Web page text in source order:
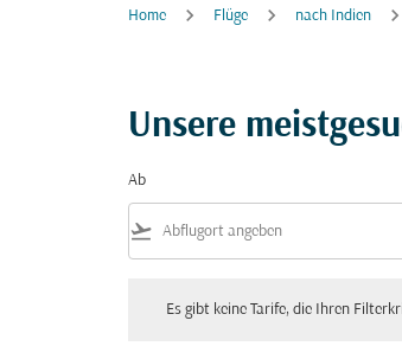
Home Flüge nach Indien
Unsere
Ab
flight_takeoff
Es gibt keine Tarife, die Ihren